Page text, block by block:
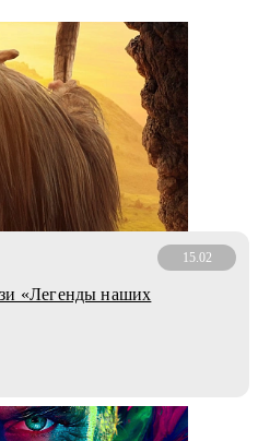
15.02
«Легенды наших